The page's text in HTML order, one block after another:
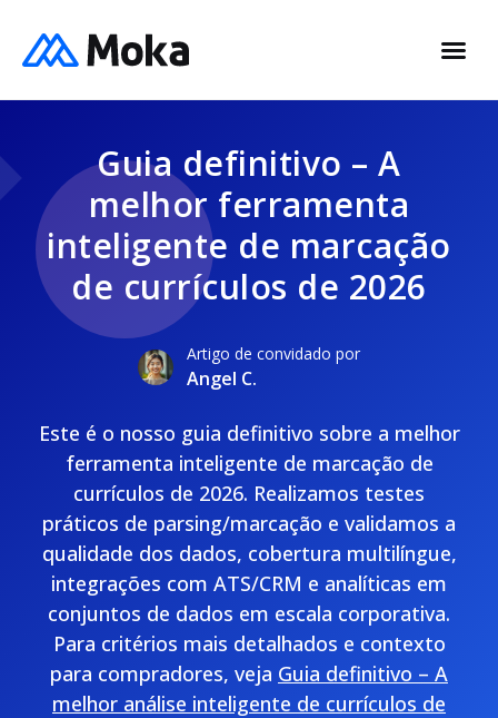
Guia definitivo – A
melhor ferramenta
inteligente de marcação
de currículos de 2026
Artigo de convidado por
Angel C.
Este é o nosso guia definitivo sobre a melhor
ferramenta inteligente de marcação de
currículos de 2026. Realizamos testes
práticos de parsing/marcação e validamos a
qualidade dos dados, cobertura multilíngue,
integrações com ATS/CRM e analíticas em
conjuntos de dados em escala corporativa.
Para critérios mais detalhados e contexto
para compradores, veja Guia definitivo – A
melhor análise inteligente de currículos de